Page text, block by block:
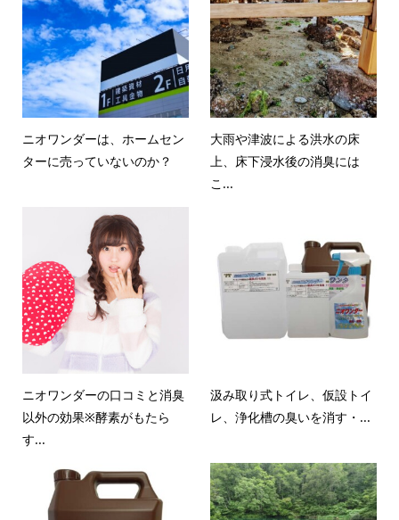
ニオワンダーは、ホームセン
ターに売っていないのか？
大雨や津波による洪水の床
上、床下浸水後の消臭には
こ...
ニオワンダーの口コミと消臭
以外の効果※酵素がもたら
す...
汲み取り式トイレ、仮設トイ
レ、浄化槽の臭いを消す・...